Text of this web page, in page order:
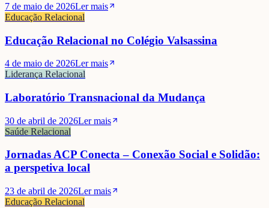
7 de maio de 2026Ler mais
Educação Relacional
Educação Relacional no Colégio Valsassina
4 de maio de 2026Ler mais
Liderança Relacional
Laboratório Transnacional da Mudança
30 de abril de 2026Ler mais
Saúde Relacional
Jornadas ACP Conecta – Conexão Social e Solidão:
a perspetiva local
23 de abril de 2026Ler mais
Educação Relacional